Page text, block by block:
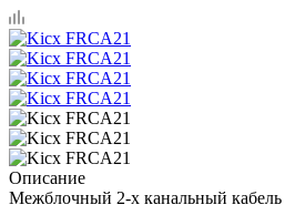
Описание
Межблочный 2-х канальный кабель